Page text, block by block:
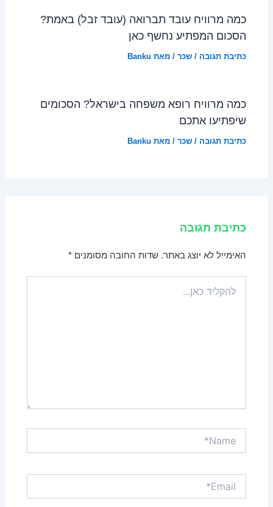
כמה מרוויח עובד תברואה (עובד זבל) באמת?
הסכום המפתיע נחשף כאן
כתיבת תגובה /שכר / מאת Banku
כמה מרוויח רופא משפחה בישראל? הסכומים
שיפתיעו אתכם
כתיבת תגובה /שכר / מאת Banku
כתיבת תגובה
האימייל לא יוצג באתר. שדות החובה מסומנים*
כאן...